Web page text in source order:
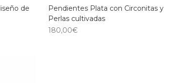
de
Pendientes Plata con Circonitas y
Perlas cultivadas
180,00€